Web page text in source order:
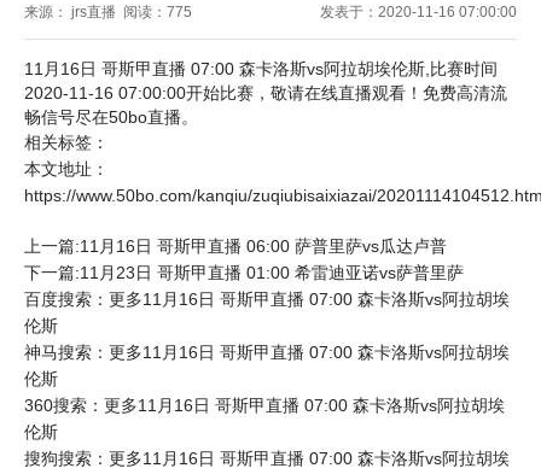
来源： jrs直播 阅读：775 发表于：2020-11-16 07:00:00
11月16日 哥斯甲直播 07:00 森卡洛斯vs阿拉胡埃伦斯,比赛时间
2020-11-16 07:00:00开始比赛，敬请在线直播观看！免费高清流
畅信号尽在50bo直播。
相关标签：
本文地址：
https://www.50bo.com/kanqiu/zuqiubisaixiazai/
上一篇:11月16日 哥斯甲直播 06:00 萨普里萨vs瓜达卢普
下一篇:11月23日 哥斯甲直播 01:00 希雷迪亚诺vs萨普里萨
百度搜索：更多11月16日 哥斯甲直播 07:00 森卡洛斯vs阿拉胡埃
伦斯
神马搜索：更多11月16日 哥斯甲直播 07:00 森卡洛斯vs阿拉胡埃
伦斯
360搜索：更多11月16日 哥斯甲直播 07:00 森卡洛斯vs阿拉胡埃
伦斯
搜狗搜索：更多11月16日 哥斯甲直播 07:00 森卡洛斯vs阿拉胡埃